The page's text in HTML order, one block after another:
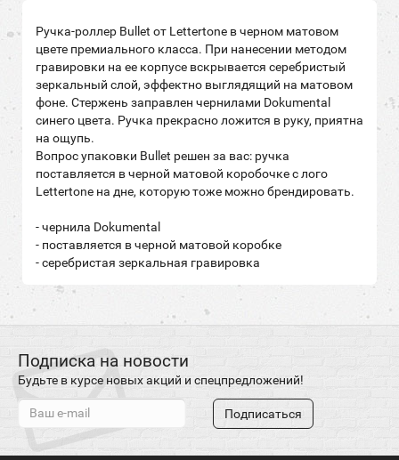
Ручка-роллер Bullet от Lettertone в черном матовом
цвете премиального класса. При нанесении методом
гравировки на ее корпусе вскрывается серебристый
зеркальный слой, эффектно выглядящий на матовом
фоне. Стержень заправлен чернилами Dokumental
синего цвета. Ручка прекрасно ложится в руку, приятна
на ощупь.
Вопрос упаковки Bullet решен за вас: ручка
поставляется в черной матовой коробочке с лого
Lettertone на дне, которую тоже можно брендировать.
- чернила Dokumental
- поставляется в черной матовой коробке
- серебристая зеркальная гравировка
Подписка на новости
Будьте в курсе новых акций и спецпредложений!
Подписаться